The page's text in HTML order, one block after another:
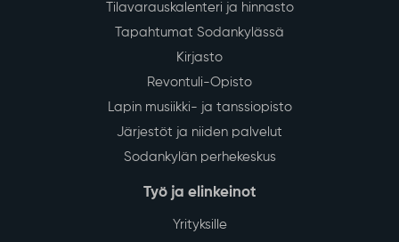
Tilavarauskalenteri ja hinnasto
Tapahtumat Sodankylässä
Kirjasto
Revontuli-Opisto
Lapin musiikki- ja tanssiopisto
Järjestöt ja niiden palvelut
Sodankylän perhekeskus
Työ ja elinkeinot
Yrityksille